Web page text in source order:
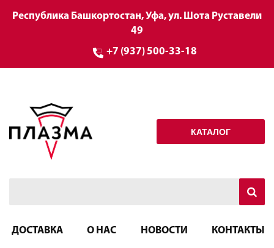
Республика Башкортостан, Уфа, ул. Шота Руставели
49
+7 (937) 500-33-18
КАТАЛОГ
ДОСТАВКА О НАС НОВОСТИ КОНТАКТЫ